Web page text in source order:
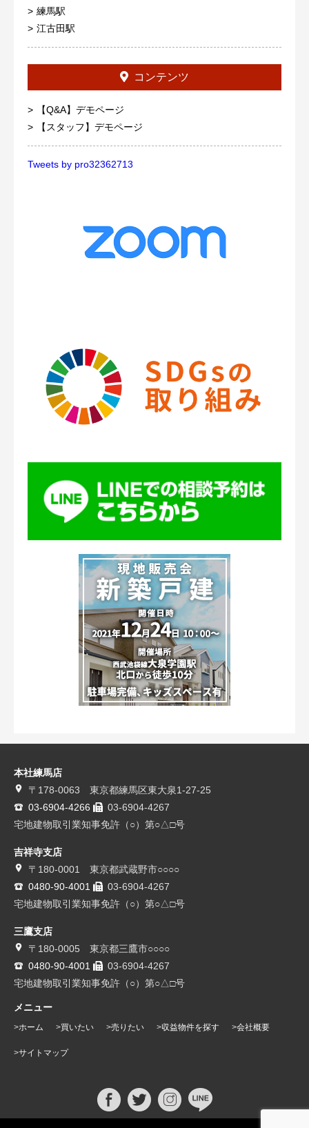
練馬駅
江古田駅
コンテンツ
【Q&A】デモページ
【スタッフ】デモページ
Tweets by pro32362713
本社練馬店
〒178-0063 東京都練馬区東大泉1-27-25
03-6904-4266
03-6904-4267
宅地建物取引業知事免許（○）第○△□号
吉祥寺支店
〒180-0001 東京都武蔵野市○○○○
0480-90-4001
03-6904-4267
宅地建物取引業知事免許（○）第○△□号
三鷹支店
〒180-0005 東京都三鷹市○○○○
0480-90-4001
03-6904-4267
宅地建物取引業知事免許（○）第○△□号
メニュー
ホーム 買いたい 売りたい 収益物件を探す 会社概要
サイトマップ